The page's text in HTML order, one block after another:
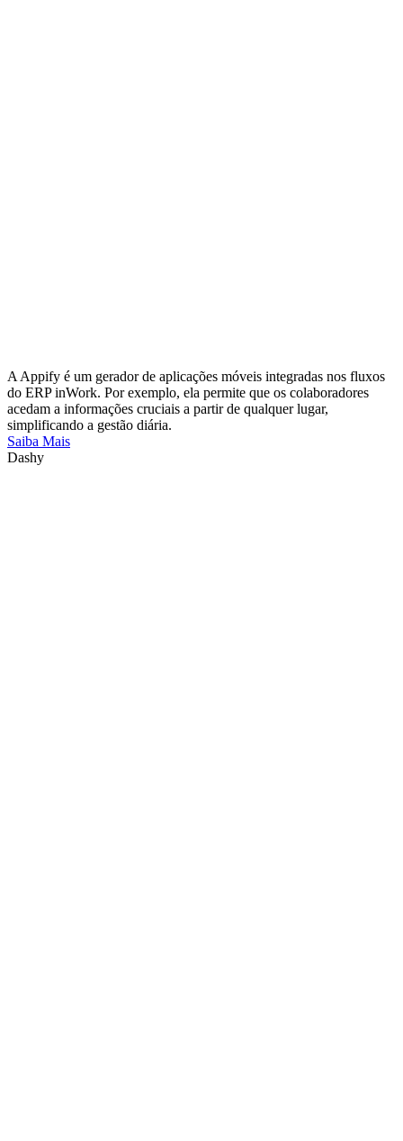
A Appify é um gerador de aplicações móveis integradas nos fluxos
do ERP inWork. Por exemplo, ela permite que os colaboradores
acedam a informações cruciais a partir de qualquer lugar,
simplificando a gestão diária.
Saiba Mais
Dashy